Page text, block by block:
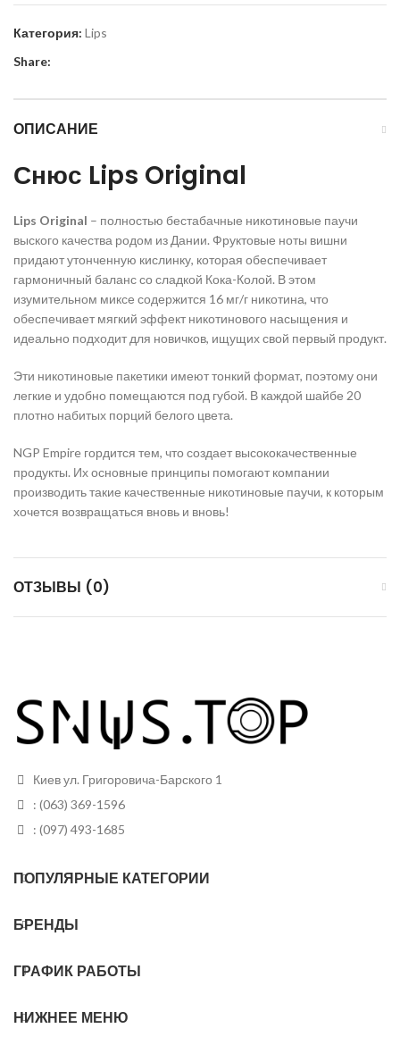
Категория: Lips
Share:
ОПИСАНИЕ
Снюс Lips Original
Lips Original – полностью бестабачные никотиновые паучи
выского качества родом из Дании. Фруктовые ноты вишни
придают утонченную кислинку, которая обеспечивает
гармоничный баланс со сладкой Кока-Колой. В этом
изумительном миксе содержится 16 мг/г никотина, что
обеспечивает мягкий эффект никотинового насыщения и
идеально подходит для новичков, ищущих свой первый продукт.
Эти никотиновые пакетики имеют тонкий формат, поэтому они
легкие и удобно помещаются под губой. В каждой шайбе 20
плотно набитых порций белого цвета.
NGP Empire гордится тем, что создает высококачественные
продукты. Их основные принципы помогают компании
производить такие качественные никотиновые паучи, к которым
хочется возвращаться вновь и вновь!
ОТЗЫВЫ (0)
Киев ул. Григоровича-Барского 1
: (063) 369-1596
: (097) 493-1685
ПОПУЛЯРНЫЕ КАТЕГОРИИ
БРЕНДЫ
ГРАФИК РАБОТЫ
НИЖНЕЕ МЕНЮ